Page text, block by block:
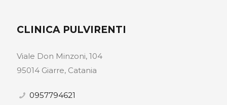
CLINICA PULVIRENTI
Viale Don Minzoni, 104
95014 Giarre, Catania
0957794621